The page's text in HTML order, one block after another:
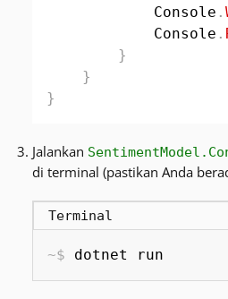
            Console
.
            Console
.
}
}
}
Jalankan
di terminal (pastikan Anda
Terminal
dotnet run